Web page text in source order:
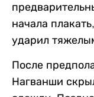
начала
ударил
После
Нагванши